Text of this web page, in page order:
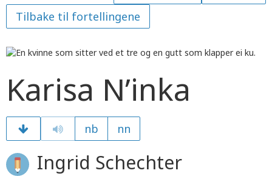
Tilbake til fortellingene
Karisa N’inka
nb nn
Ingrid Schechter